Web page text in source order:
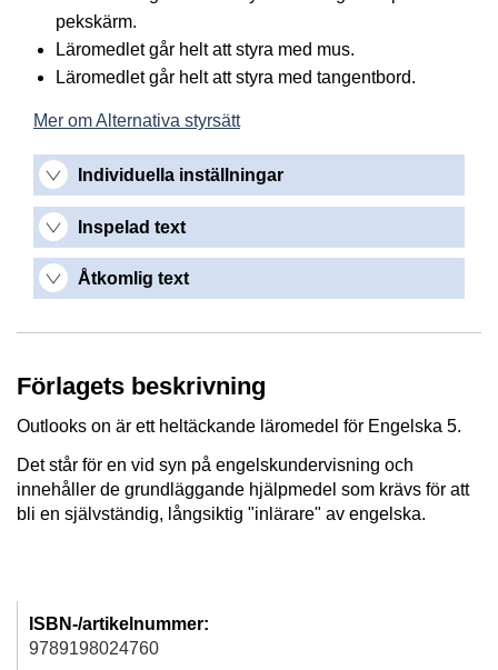
pekskärm.
Läromedlet går helt att styra med mus.
Läromedlet går helt att styra med tangentbord.
Mer om Alternativa styrsätt
Individuella inställningar
Inspelad text
Åtkomlig text
Förlagets beskrivning
Outlooks on är ett heltäckande läromedel för Engelska 5.
Det står för en vid syn på engelskundervisning och
innehåller de grundläggande hjälpmedel som krävs för att
bli en självständig, långsiktig "inlärare" av engelska.
ISBN-/artikelnummer:
9789198024760